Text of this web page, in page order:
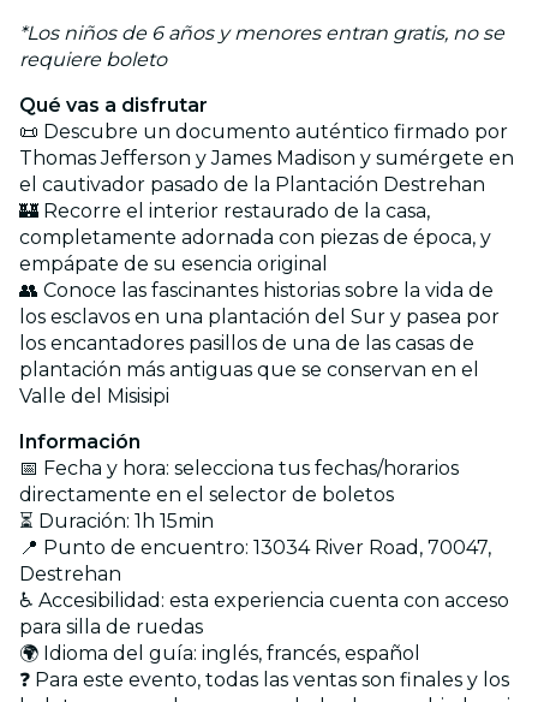
*Los niños de 6 años y menores entran gratis, no se
requiere boleto
Qué vas a disfrutar
📜 Descubre un documento auténtico firmado por
Thomas Jefferson y James Madison y sumérgete en
el cautivador pasado de la Plantación Destrehan
🏰 Recorre el interior restaurado de la casa,
completamente adornada con piezas de época, y
empápate de su esencia original
👥 Conoce las fascinantes historias sobre la vida de
los esclavos en una plantación del Sur y pasea por
los encantadores pasillos de una de las casas de
plantación más antiguas que se conservan en el
Valle del Misisipi
Información
📅 Fecha y hora: selecciona tus fechas/horarios
directamente en el selector de boletos
⏳ Duración: 1h 15min
📍 Punto de encuentro: 13034 River Road, 70047,
Destrehan
♿ Accesibilidad: esta experiencia cuenta con acceso
para silla de ruedas
🌍 Idioma del guía: inglés, francés, español
❓ Para este evento, todas las ventas son finales y los